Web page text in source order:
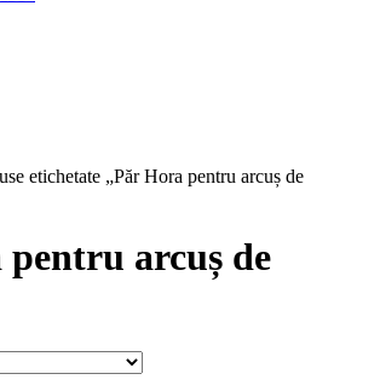
etichetate „Păr Hora pentru arcuș de
arcuș de